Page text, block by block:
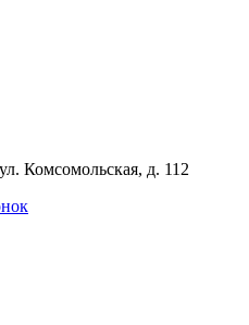
Комсомольская, д. 112